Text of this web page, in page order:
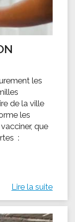
les
de la ville
les
que
:
Lire la suite